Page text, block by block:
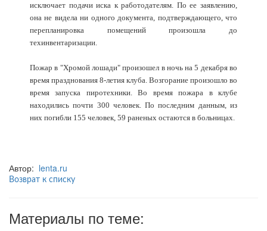
исключает подачи иска к работодателям. По ее заявлению,
она не видела ни одного документа, подтверждающего, что
перепланировка помещений произошла до
техинвентаризации.
Пожар в "Хромой лошади" произошел в ночь на 5 декабря во
время празднования 8-летия клуба. Возгорание произошло во
время запуска пиротехники. Во время пожара в клубе
находились почти 300 человек. По последним данным, из
них погибли 155 человек, 59 раненых остаются в больницах.
Автор: lenta.ru
Возврат к списку
Материалы по теме: